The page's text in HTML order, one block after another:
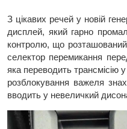
З цікавих речей у новій
дисплей, який гарно
контролю, що
селектор перемикання
яка переводить трансмісію
розблокування важеля
вводить у невеличкий